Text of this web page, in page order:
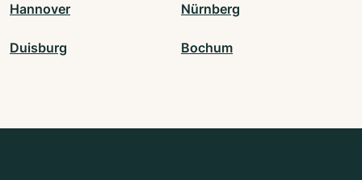
Hannover Nürnberg
Duisburg Bochum